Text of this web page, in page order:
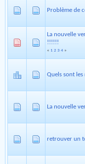
Problème de
La nouvelle
!!!!!!
« 1 2 3 4 »
Quels sont
La nouvelle
retrouver un